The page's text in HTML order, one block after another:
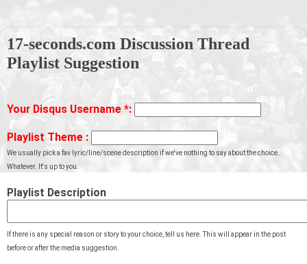
17-seconds.com Discussion Thread
Playlist Suggestion
Your Disqus Username *:
Playlist Theme :
We usually pick a fav lyric/line/scene description if we've nothing to say about the choice.
Whatever. It's up to you.
Playlist Description
If there is any special reason or story to your choice, tell us here. This will appear in the post
before or after the media suggestion.